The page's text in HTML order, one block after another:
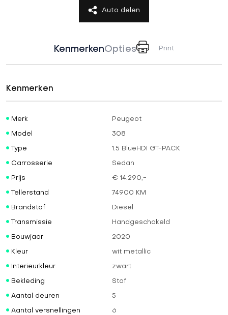
Auto delen
KenmerkenOpties Print
Kenmerken
Merk Peugeot
Model 308
Type 1.5 BlueHDI GT-PACK
Carrosserie Sedan
Prijs € 14.290,-
Tellerstand 74900 KM
Brandstof Diesel
Transmissie Handgeschakeld
Bouwjaar 2020
Kleur wit metallic
Interieurkleur zwart
Bekleding Stof
Aantal deuren 5
Aantal versnellingen 6